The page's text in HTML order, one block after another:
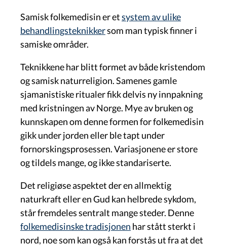
Samisk folkemedisin er etsystem av ulike
behandlingsteknikkersom man typisk finner i
samiske områder.
Teknikkene har blitt formet av både kristendom
og samisk naturreligion. Samenes gamle
sjamanistiske ritualer fikk delvis ny innpakning
med kristningen av Norge. Mye av bruken og
kunnskapen om denne formen for folkemedisin
gikk under jorden eller ble tapt under
fornorskingsprosessen. Variasjonene er store
og tildels mange, og ikke standariserte.
Det religiøse aspektet der en allmektig
naturkraft eller en Gud kan helbrede sykdom,
står fremdeles sentralt mange steder. Denne
folkemedisinske tradisjonen har stått sterkt i
nord, noe som kan også kan forstås ut fra at det